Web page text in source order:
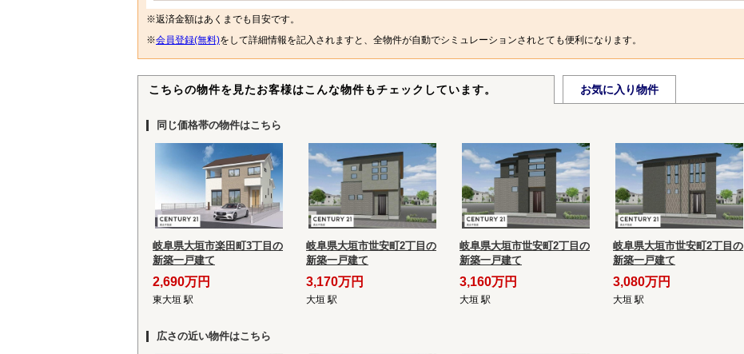
※返済金額はあくまでも目安です。
※会員登録(無料)をして詳細情報を記入されますと、全物件が自動でシミュレーションされとても便利になります。
こちらの物件を見たお客様はこんな物件もチェックしています。 お気に入り物件
同じ価格帯の物件はこちら
岐阜県大垣市楽田町3丁目の
新築一戸建て
2,690万円
東大垣 駅
岐阜県大垣市世安町2丁目の
新築一戸建て
3,170万円
大垣 駅
岐阜県大垣市世安町2丁目の
新築一戸建て
3,160万円
大垣 駅
岐阜県大垣市世安町2丁目の
新築一戸建て
3,080万円
大垣 駅
広さの近い物件はこちら